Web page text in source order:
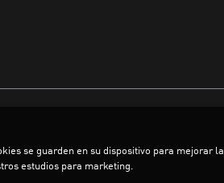
se guarden en su dispositivo para mejorar la
estudios para marketing.